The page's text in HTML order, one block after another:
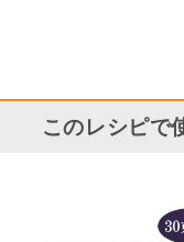
このレシピで